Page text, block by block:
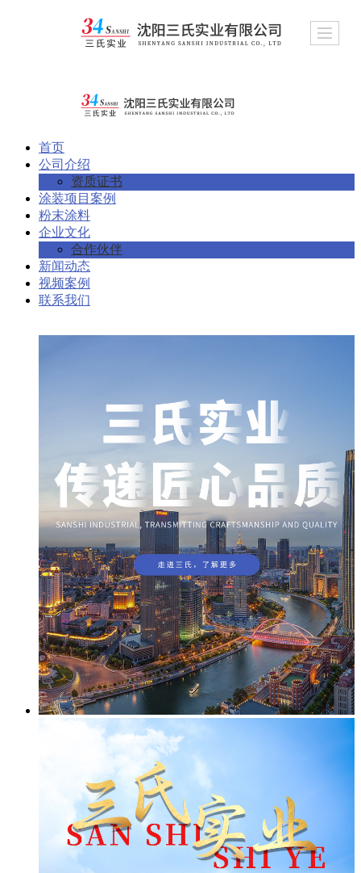
首页
公司介绍
资质证书
涂装项目案例
粉末涂料
企业文化
合作伙伴
新闻动态
视频案例
联系我们